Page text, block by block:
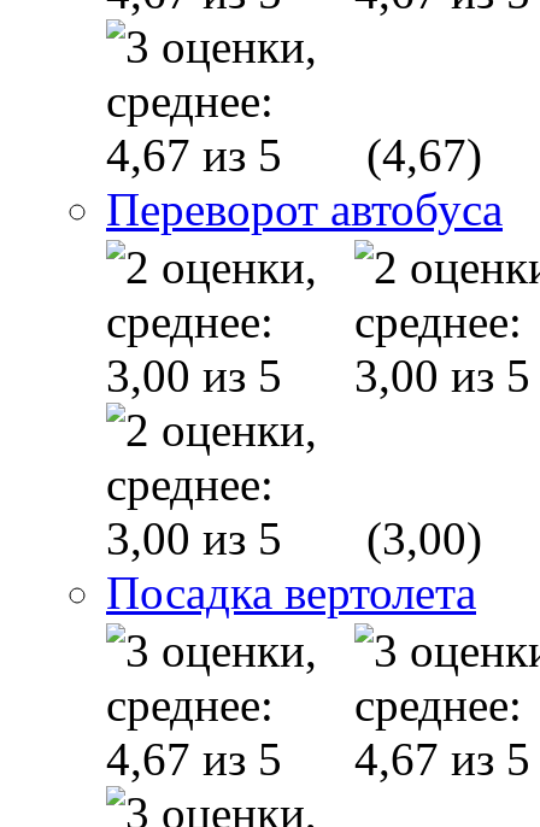
(4,67)
Переворот автобуса
(3,00)
Посадка вертолета